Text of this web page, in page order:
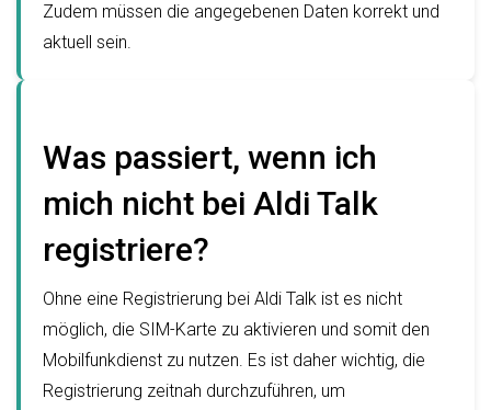
Zudem müssen die angegebenen Daten korrekt und
aktuell sein.
Was passiert, wenn ich
mich nicht bei Aldi Talk
registriere?
Ohne eine Registrierung bei Aldi Talk ist es nicht
möglich, die SIM-Karte zu aktivieren und somit den
Mobilfunkdienst zu nutzen. Es ist daher wichtig, die
Registrierung zeitnah durchzuführen, um